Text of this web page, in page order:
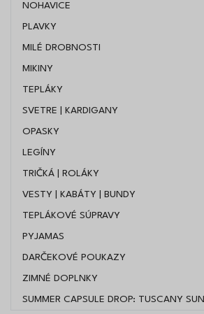
NOHAVICE
PLAVKY
MILÉ DROBNOSTI
MIKINY
TEPLÁKY
SVETRE | KARDIGANY
OPASKY
LEGÍNY
TRIČKÁ | ROLÁKY
VESTY | KABÁTY | BUNDY
TEPLÁKOVÉ SÚPRAVY
PYJAMAS
DARČEKOVÉ POUKAZY
ZIMNÉ DOPLNKY
SUMMER CAPSULE DROP: TUSCANY SUN